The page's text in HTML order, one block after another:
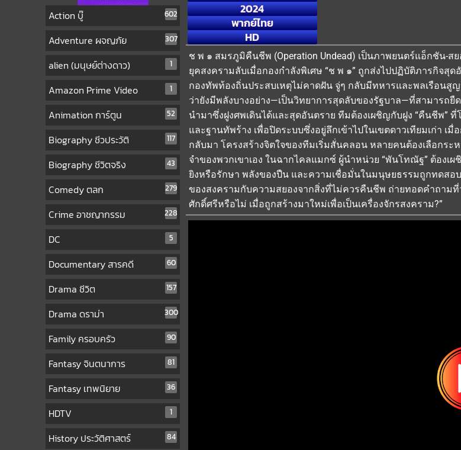
Action บู๊ 602
Adventure ผจญภัย 307
alien (มนุษย์ต่างดาว) 1
Amazon Prime Video 1
Animation การ์ตูน 52
Biography ชีวประวัติ 117
Biography ชีวิตจริง 43
Comedy ตลก 279
Crime อาชญากรรม 228
DC 5
Documentary สารคดี 60
Drama ชีวิต 157
Drama ดราม่า 300
Family ครอบครัว 90
Fantasy จินตนาการ 81
Fantasy เทพนิยาย 36
HDTV 1
History ประวัติศาสตร์ 84
2024
พากย์ไทย
HD
ช พ ๑ สมรภูมิคืนชีพ (Operation Undead) เป็นภาพยนตร์แอ็กชัน
ยุคสงครามลับเมื่อกองกำลังพิเศษ “ช พ ๑” ถูกส่งไปปฏิบัติภารกิจสุ
กองทัพท้องถิ่นประสบเหตุไม่คาดฝัน จู่ๆ กลับมีทหารและพลเรือนสู
ว่ายังมีพลังบางอย่าง—เป็นวิทยาการสุดลับของรัฐบาล—ที่สามารถ
นำมาซึ่งฝูงศพเดินได้และสุดอันตราย ทีมต้องเผชิญกับฝูง “คืนชีพ”
และฐานทัพร้าง เพื่อปิดระบบซึ่งอยู่ลึกเข้าไปในเขตดาวเทียมเก่า
กลับมา โครงสร้างจิตใจของทีมเริ่มสั่นคลอน หลายคนต้องเลือกร
จำของพวกเขาเอง ในฉากไคลแมกซ์ ผู้นำหน่วย “พันโทณัฐ” ต้อง
ยิงหรือรักษา พลังของปืน และความเชื่อมั่นในมนุษยธรรมถูกทดสอ
ของสงครามกับความสยองจากสิ่งที่ไม่ควรคืนชีพ ถ่ายทอดคำถามที่
ศักดิ์ศรีหรือไม่ เมื่อถูกสร้างมาใหม่เพื่อเป็นเครื่องจักรสงคราม?”